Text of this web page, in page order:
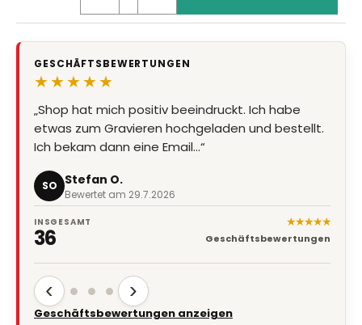
GESCHÄFTSBEWERTUNGEN
★★★★★
„Shop hat mich positiv beeindruckt. Ich habe
etwas zum Gravieren hochgeladen und bestellt.
Ich bekam dann eine Email…“
SO Stefan O.
Bewertet am 29.7.2026
INSGESAMT
36
★★★★★
Geschäftsbewertungen
‹ ›
Geschäftsbewertungen anzeigen